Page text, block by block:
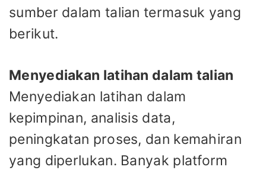
sumber dalam talian termasuk yang
berikut.
Menyediakan latihan dalam talian
Menyediakan latihan dalam
kepimpinan, analisis data,
peningkatan proses, dan kemahiran
yang diperlukan. Banyak platform